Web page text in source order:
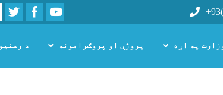
Youtube
Facebook
په اړه پروژې او پروګرامونه د